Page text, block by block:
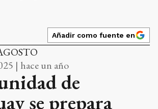
Añadir como fuente en
| hace un año
de
se prepara